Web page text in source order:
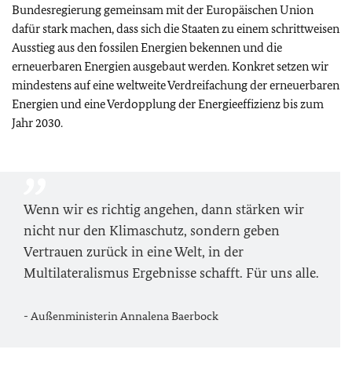
Bundesregierung gemeinsam mit der Europäischen Union
dafür stark machen, dass sich die Staaten zu einem schrittweisen
Ausstieg aus den fossilen Energien bekennen und die
erneuerbaren Energien ausgebaut werden. Konkret setzen wir
mindestens auf eine weltweite Verdreifachung der erneuerbaren
Energien und eine Verdopplung der Energieeffizienz bis zum
Jahr 2030.
Wenn wir es richtig angehen, dann stärken wir
nicht nur den Klimaschutz, sondern geben
Vertrauen zurück in eine Welt, in der
Multilateralismus Ergebnisse schafft. Für uns alle.
- Außenministerin Annalena Baerbock